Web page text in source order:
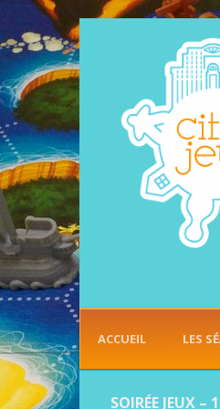
ACCUEIL LES
SOIRÉE JEUX –